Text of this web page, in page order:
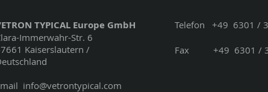
TYPICAL Europe GmbH
Immerwahr-Str. 6
Kaiserslautern /
info@vetrontypical.com
Telefon +49 6301 /
Fax +49 6301 /